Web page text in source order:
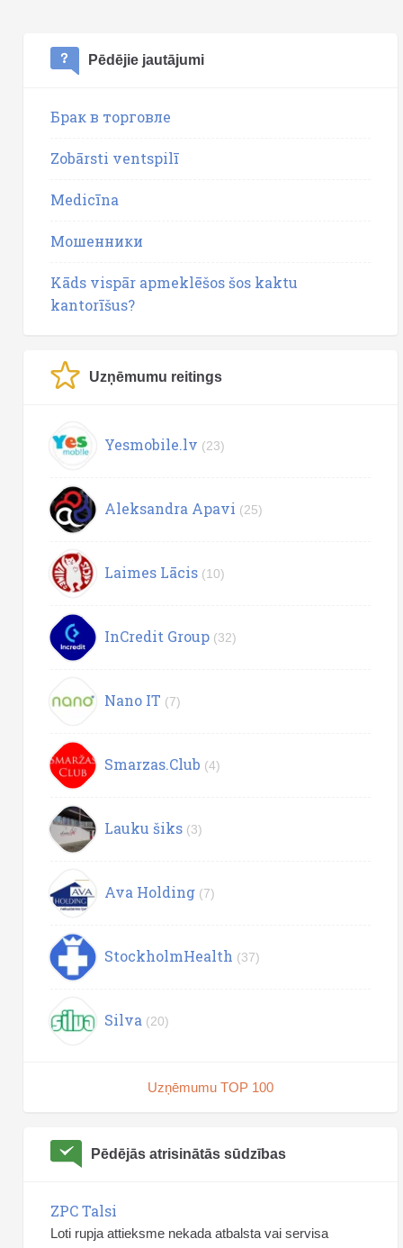
Pēdējie jautājumi
Брак в торговле
Zobārsti ventspilī
Medicīna
Мошенники
Kāds vispār apmeklēšos šos kaktu
kantorīšus?
Uzņēmumu reitings
Yesmobile.lv (23)
Aleksandra Apavi (25)
Laimes Lācis (10)
InCredit Group (32)
Nano IT (7)
Smarzas.Club (4)
Lauku šiks (3)
Ava Holding (7)
StockholmHealth (37)
Silva (20)
Uzņēmumu TOP 100
Pēdējās atrisinātās sūdzības
ZPC Talsi
Loti rupja attieksme nekada atbalsta vai servisa